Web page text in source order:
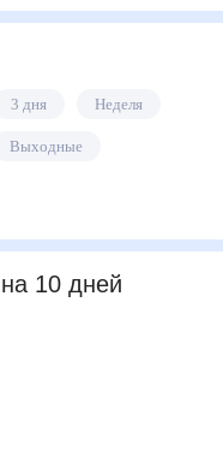
3 дня Неделя
Выходные
10 дней